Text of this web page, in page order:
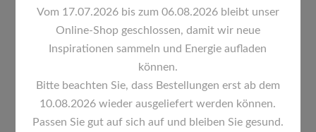
Illustrationsfarben
Gouache im
Case
BESCHREIBUNG
ADDITIONAL INFORMATION
Vom 17.07.2026 bis zum 06.08.2026 bleibt unser
Online-Shop geschlossen, damit wir neue
Inspirationen sammeln und Energie aufladen
können.
Bitte beachten Sie, dass Bestellungen erst ab dem
10.08.2026 wieder ausgeliefert werden können.
Passen Sie gut auf sich auf und bleiben Sie gesund.